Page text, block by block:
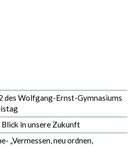
des Wolfgang-Ernst-Gymnasiums
in unsere Zukunft
„Vermessen, neu ordnen,